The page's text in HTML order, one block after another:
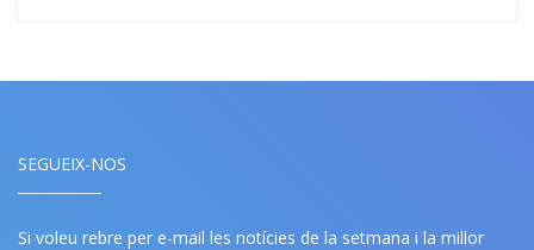
SEGUEIX-NOS
Si voleu rebre per e-mail les notícies de la setmana i la millor